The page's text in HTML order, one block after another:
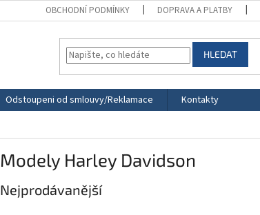
OBCHODNÍ PODMÍNKY DOPRAVA A PLATBY
HLEDAT
Odstoupeni od smlouvy/Reklamace
Kontakty
Modely Harley Davidson
Nejprodávanější